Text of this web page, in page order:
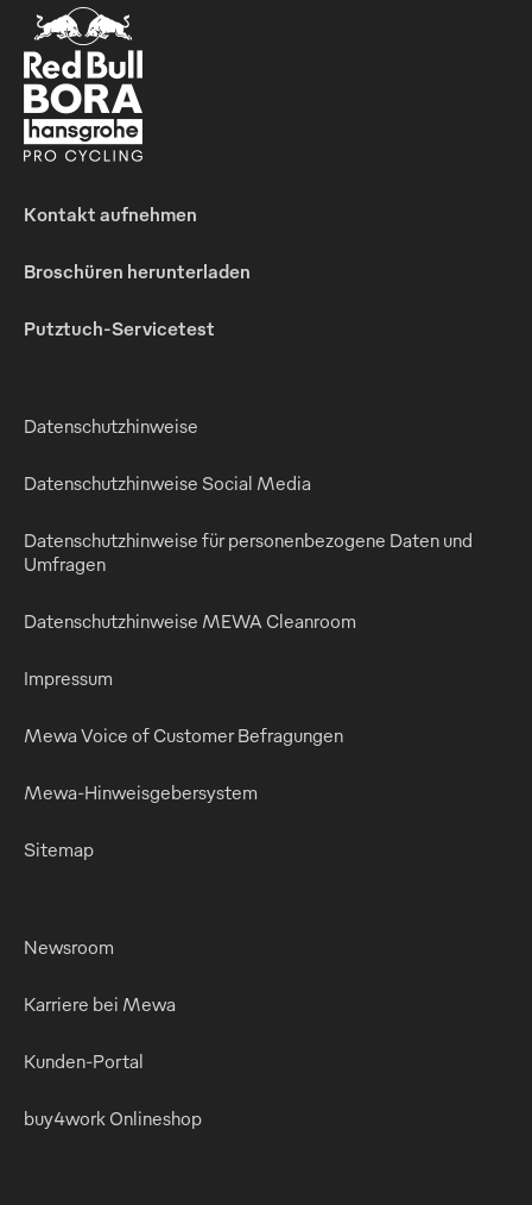
Kontakt aufnehmen
Broschüren herunterladen
Putztuch-Servicetest
Datenschutzhinweise
Datenschutzhinweise Social Media
Datenschutzhinweise für personenbezogene Daten und
Umfragen
Datenschutzhinweise MEWA Cleanroom
Impressum
Mewa Voice of Customer Befragungen
Mewa-Hinweisgebersystem
Sitemap
Newsroom
Karriere bei Mewa
Kunden-Portal
buy4work Onlineshop